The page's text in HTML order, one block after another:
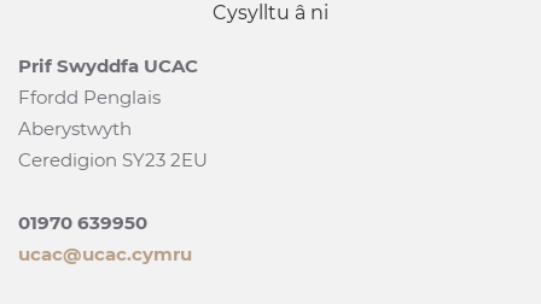
Cysylltu â ni
Prif Swyddfa UCAC
Ffordd Penglais
Aberystwyth
Ceredigion SY23 2EU
01970 639950
ucac@ucac.cymru